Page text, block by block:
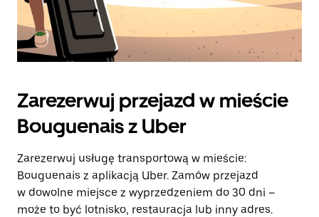
Zarezerwuj przejazd w mieście
Bouguenais z Uber
Zarezerwuj usługę transportową w mieście:
Bouguenais z aplikacją Uber. Zamów przejazd
w dowolne miejsce z wyprzedzeniem do 30 dni –
może to być lotnisko, restauracja lub inny adres.